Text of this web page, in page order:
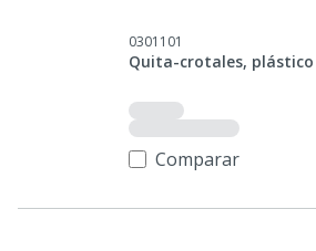
0301101
Quita-crotales, plástico
Comparar